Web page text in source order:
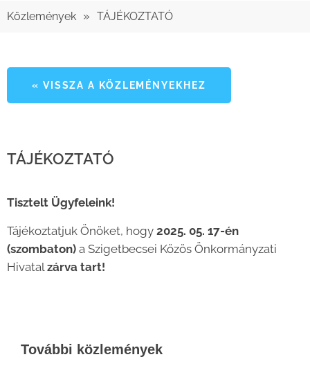
Közlemények » TÁJÉKOZTATÓ
« VISSZA A KÖZLEMÉNYEKHEZ
TÁJÉKOZTATÓ
Tisztelt Ügyfeleink!
Tájékoztatjuk Önöket, hogy 2025. 05. 17-én
(szombaton) a Szigetbecsei Közös Önkormányzati
Hivatalzárva tart!
További közlemények